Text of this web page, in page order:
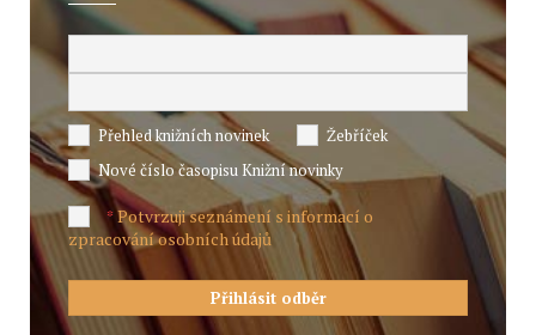
Přehled knižních novinek
Žebříček
Nové číslo časopisu Knižní novinky
*Potvrzuji seznámení s informací o
zpracování osobních údajů